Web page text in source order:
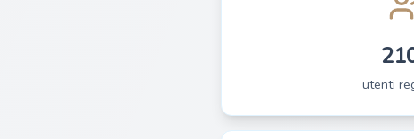
utenti